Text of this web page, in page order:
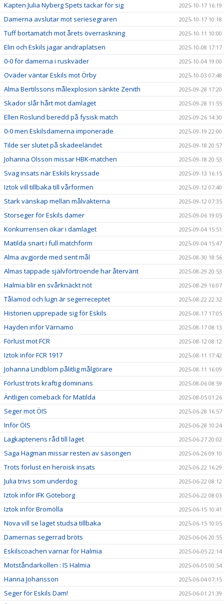
Kapten Julia Nyberg Spets tackar för sig 2025-10-17 16:19
Damerna avslutar mot seriesegraren 2025-10-17 10:18
Tuff bortamatch mot årets överraskning 2025-10-11 10:00
Elin och Eskils jagar andraplatsen 2025-10-08 17:17
0-0 för damerna i ruskväder 2025-10-04 19:00
Oväder väntar Eskils mot Örby 2025-10-03 07:48
Alma Bertilssons målexplosion sänkte Zenith 2025-09-28 17:20
Skador slår hårt mot damlaget 2025-09-28 11:55
Ellen Roslund beredd på fysisk match 2025-09-26 14:30
0-0 men Eskilsdamerna imponerade 2025-09-19 22:00
Tilde ser slutet på skadeeländet 2025-09-18 20:57
Johanna Olsson missar HBK-matchen 2025-09-18 20:53
Svag insats när Eskils kryssade 2025-09-13 16:15
Iztok vill tillbaka till vårformen 2025-09-12 07:40
Stark vänskap mellan målvakterna 2025-09-12 07:35
Storseger för Eskils damer 2025-09-06 19:05
Konkurrensen ökar i damlaget 2025-09-04 15:51
Matilda snart i full matchform 2025-09-04 15:47
Alma avgjorde med sent mål 2025-08-30 18:56
Almas tappade självförtroende har återvänt 2025-08-29 20:53
Halmia blir en svårknäckt nöt 2025-08-29 16:07
Tålamod och lugn är segerreceptet 2025-08-22 22:32
Historien upprepade sig för Eskils 2025-08-17 17:05
Hayden inför Värnamo 2025-08-17 08:13
Förlust mot FCR 2025-08-12 08:12
Iztok inför FCR 1917 2025-08-11 17:42
Johanna Lindblom pålitlig målgörare 2025-08-11 16:09
Förlust trots kraftig dominans 2025-08-06 08:59
Äntligen comeback för Matilda 2025-08-05 01:26
Seger mot ÖIS 2025-06-28 16:57
Inför ÖIS 2025-06-28 10:24
Lagkaptenens råd till laget 2025-06-27 20:02
Saga Hagman missar resten av säsongen 2025-06-26 09:10
Trots förlust en heroisk insats 2025-06-22 16:29
Julia trivs som underdog 2025-06-22 08:12
Iztok inför IFK Göteborg 2025-06-22 08:03
Iztok inför Bromölla 2025-06-15 10:41
Nova vill se laget studsa tillbaka 2025-06-15 10:05
Damernas segerrad bröts 2025-06-06 20:55
Eskilscoachen varnar för Halmia 2025-06-05 22:14
Motståndarkollen : IS Halmia 2025-06-05 00:54
Hanna Johansson 2025-06-04 07:15
Seger för Eskils Dam! 2025-06-01 21:39